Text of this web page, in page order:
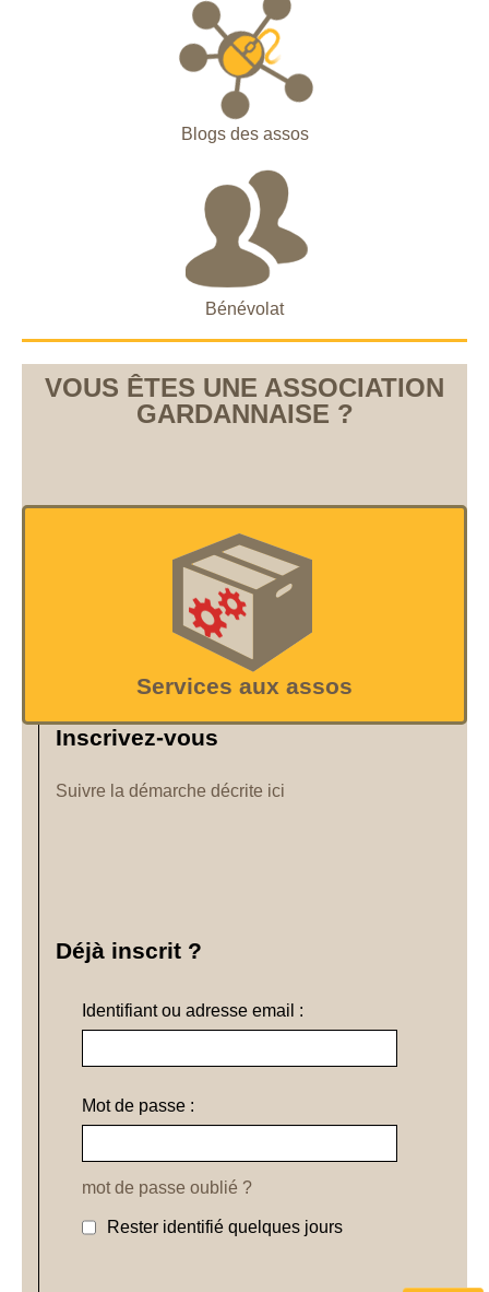
Blogs des assos
Bénévolat
VOUS ÊTES UNE ASSOCIATION
GARDANNAISE ?
Services aux assos
Inscrivez-vous
Suivre la démarche décrite ici
Déjà inscrit ?
Identifiant ou adresse email :
Mot de passe :
mot de passe oublié ?
Rester identifié quelques jours